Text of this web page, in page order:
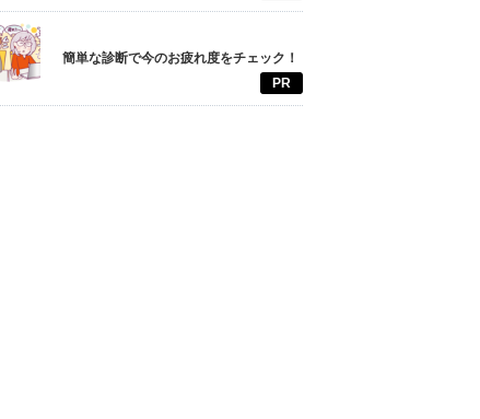
簡単な診断で今のお疲れ度をチェック！
PR